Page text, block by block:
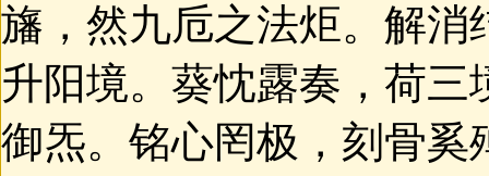
旛，然九卮之法炬。解
升阳境。葵忱露奏，荷
御炁。铭心罔极，刻骨